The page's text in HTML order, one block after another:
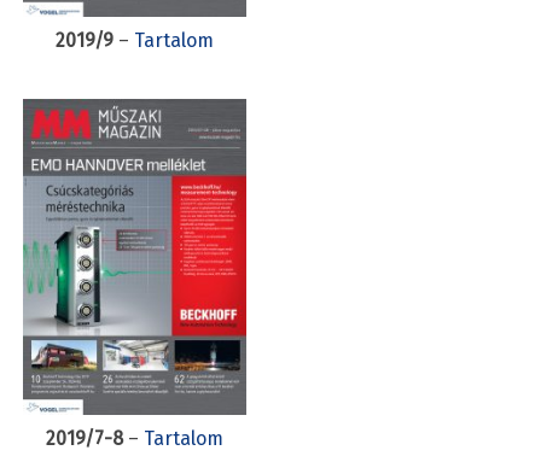
2019/9 – Tartalom
2019/7-8– Tartalom